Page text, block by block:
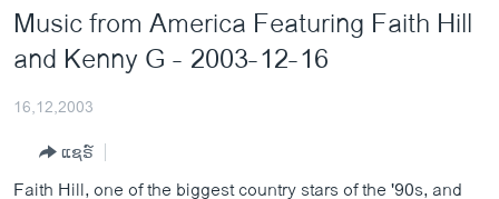
ຂ້າມ
ຂ້າມ
ຫາ
ອາເມຣິກາ
ຂ່າວ​ຈີນ
ໂລກ
Music from America Featuring Faith Hill
and Kenny G - 2003-12-16
16,12,2003
ແຊຣ໌
Faith Hill, one of the biggest country stars of the '90s, and